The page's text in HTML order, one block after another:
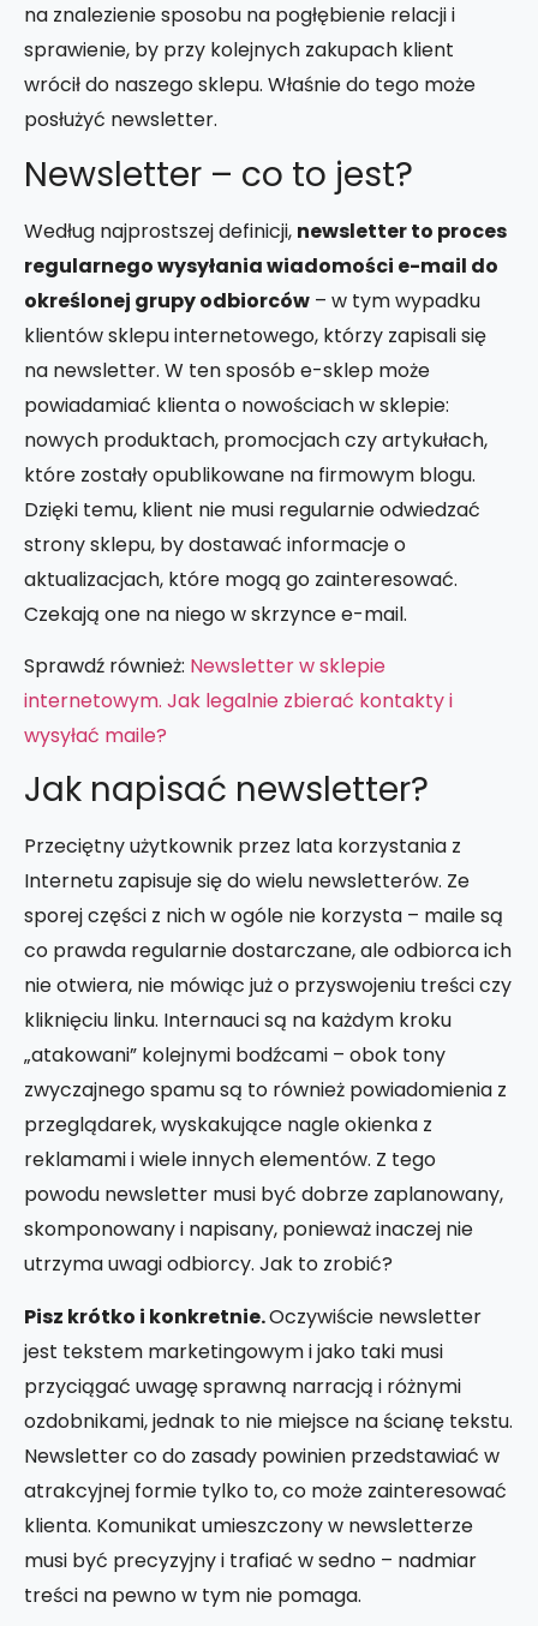
na znalezienie sposobu na pogłębienie relacji i
sprawienie, by przy kolejnych zakupach klient
wrócił do naszego sklepu. Właśnie do tego może
posłużyć newsletter.
Newsletter – co to jest?
Według najprostszej definicji, newsletter to proces
regularnego wysyłania wiadomości e-mail do
określonej grupy odbiorców – w tym wypadku
klientów sklepu internetowego, którzy zapisali się
na newsletter. W ten sposób e-sklep może
powiadamiać klienta o nowościach w sklepie:
nowych produktach, promocjach czy artykułach,
które zostały opublikowane na firmowym blogu.
Dzięki temu, klient nie musi regularnie odwiedzać
strony sklepu, by dostawać informacje o
aktualizacjach, które mogą go zainteresować.
Czekają one na niego w skrzynce e-mail.
Sprawdź również: Newsletter w sklepie
internetowym. Jak legalnie zbierać kontakty i
wysyłać maile?
Jak napisać newsletter?
Przeciętny użytkownik przez lata korzystania z
Internetu zapisuje się do wielu newsletterów. Ze
sporej części z nich w ogóle nie korzysta – maile są
co prawda regularnie dostarczane, ale odbiorca ich
nie otwiera, nie mówiąc już o przyswojeniu treści czy
kliknięciu linku. Internauci są na każdym kroku
„atakowani” kolejnymi bodźcami – obok tony
zwyczajnego spamu są to również powiadomienia z
przeglądarek, wyskakujące nagle okienka z
reklamami i wiele innych elementów. Z tego
powodu newsletter musi być dobrze zaplanowany,
skomponowany i napisany, ponieważ inaczej nie
utrzyma uwagi odbiorcy. Jak to zrobić?
Pisz krótko i konkretnie.Oczywiście newsletter
jest tekstem marketingowym i jako taki musi
przyciągać uwagę sprawną narracją i różnymi
ozdobnikami, jednak to nie miejsce na ścianę tekstu.
Newsletter co do zasady powinien przedstawiać w
atrakcyjnej formie tylko to, co może zainteresować
klienta. Komunikat umieszczony w newsletterze
musi być precyzyjny i trafiać w sedno – nadmiar
treści na pewno w tym nie pomaga.